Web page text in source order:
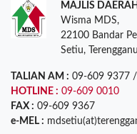
MAJLIS
Wisma MDS,
22100 Bandar
Setiu,
TALIAN AM : 09-609 9377
HOTLINE : 09-609 0010
FAX : 09-609 9367
e-MEL :